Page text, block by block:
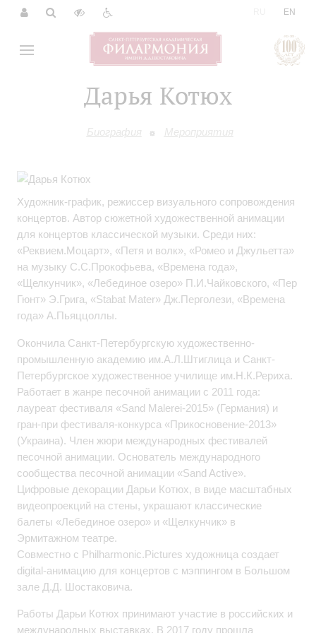
EN
Дарья Котюх
Биография Мероприятия
Художник-график, режиссер визуального сопровождения
концертов. Автор сюжетной художественной анимации
для концертов классической музыки. Среди них:
«Реквием.Моцарт», «Петя и волк», «Ромео и Джульетта»
на музыку С.С.Прокофьева, «Времена года»,
«Щелкунчик», «Лебединое озеро» П.И.Чайковского, «Пер
Гюнт» Э.Грига, «Stabat Mater» Дж.Перголези, «Времена
года» А.Пьяццоллы.
Окончила Санкт-Петербургскую художественно-
промышленную академию им.А.Л.Штиглица и Санкт-
Петербургское художественное училище им.Н.К.Рериха.
Работает в жанре песочной анимации с 2011 года:
лауреат фестиваля «Sand Malerei-2015» (Германия) и
гран-при фестиваля-конкурса «Прикосновение-2013»
(Украина). Член жюри международных фестивалей
песочной анимации. Основатель международного
сообщества песочной анимации «Sand Active».
Цифровые декорации Дарьи Котюх, в виде масштабных
видеопроекций на стены, украшают классические
балеты «Лебединое озеро» и «Щелкунчик» в
Эрмитажном театре.
Совместно с Philharmonic.Pictures художница создает
digital-анимацию для концертов с мэппингом в Большом
зале Д.Д. Шостаковича.
Работы Дарьи Котюх принимают участие в российских и
международных выставках. В 2017 году прошла